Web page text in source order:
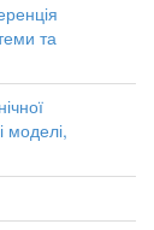
та
моделі,